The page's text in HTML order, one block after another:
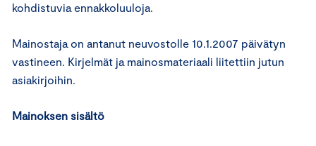
kohdistuvia ennakkoluuloja.
Mainostaja on antanut neuvostolle 10.1.2007 päivätyn
vastineen. Kirjelmät ja mainosmateriaali liitettiin jutun
asiakirjoihin.
Mainoksen sisältö